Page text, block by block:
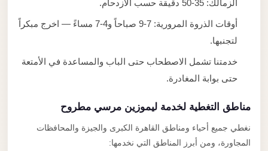
الزمالك: 35-50 دقيقة حسب الازدحام.
أوقات الذروة المرورية: 7-9 صباحاً و4-7 مساءً — اخرج مبكراً
لتجنبها.
خدمتنا تشمل الاصطحاب حتى الباب والمساعدة في الأمتعة
حتى بوابة المغادرة.
مناطق التغطية لخدمة ليموزين مرسي مطروح
نغطي جميع أحياء ومناطق القاهرة الكبرى والجيزة والمحافظات
المجاورة، ومن أبرز المناطق التي نخدمها: